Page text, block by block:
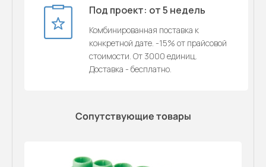
Под проект: от 5 недель
Комбинированная поставка к
конкретной дате. -15% от прайсовой
стоимости. От 3000 единиц.
Доставка - бесплатно.
Сопутствующие товары